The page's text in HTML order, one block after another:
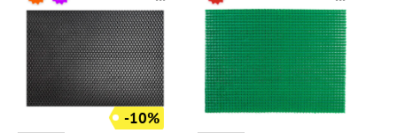
-10%